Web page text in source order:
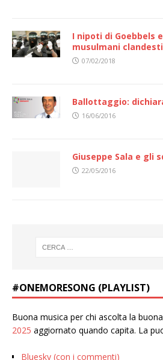
I nipoti di Goebbels
musulmani
07/02/2018
Ballottaggio:
16/06/2016
Giuseppe Sala e gli
22/05/2016
#ONEMORESONG (PLAYLIST)
Buona musica per chi ascolta la
2025 aggiornato quando capita. La
Bluesky (con i commenti)